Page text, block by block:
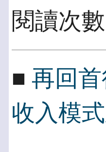
閱讀次
■ 再回
收入模